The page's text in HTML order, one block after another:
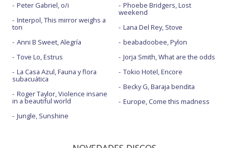
Peter Gabriel, o/i
Interpol, This mirror weighs a
ton
Anni B Sweet, Alegría
Tove Lo, Estrus
La Casa Azul, Fauna y flora
subacuática
Roger Taylor, Violence insane
in a beautiful world
Jungle, Sunshine
Phoebe Bridgers, Lost
weekend
Lana Del Rey, Stove
beabadoobee, Pylon
Jorja Smith, What are the odds
Tokio Hotel, Encore
Becky G, Baraja bendita
Europe, Come this madness